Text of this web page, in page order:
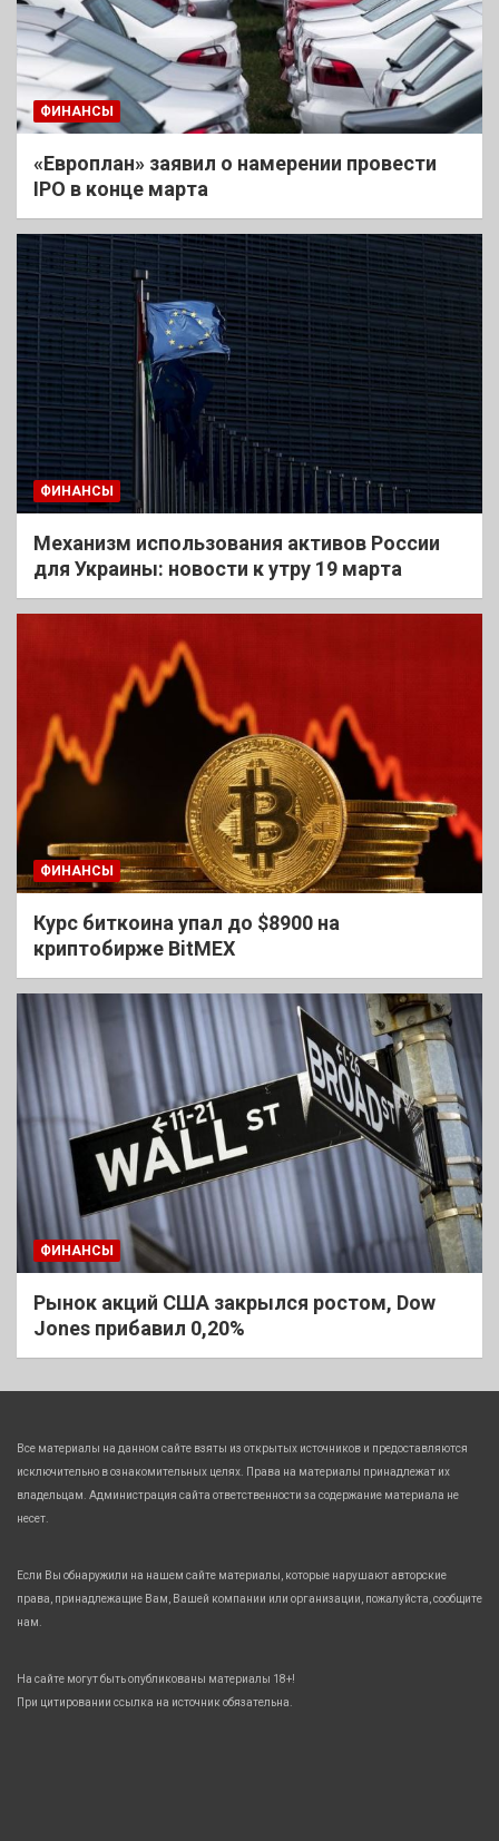
ФИНАНСЫ
«Европлан» заявил о намерении провести
IPO в конце марта
ФИНАНСЫ
Механизм использования активов России
для Украины: новости к утру 19 марта
ФИНАНСЫ
Курс биткоина упал до $8900 на
криптобирже BitMEX
ФИНАНСЫ
Рынок акций США закрылся ростом, Dow
Jones прибавил 0,20%
Все материалы на данном сайте взяты из открытых источников и предоставляются
исключительно в ознакомительных целях. Права на материалы принадлежат их
владельцам. Администрация сайта ответственности за содержание материала не
несет.
Если Вы обнаружили на нашем сайте материалы, которые нарушают авторские
права, принадлежащие Вам, Вашей компании или организации, пожалуйста, сообщите
нам.
На сайте могут быть опубликованы материалы 18+!
При цитировании ссылка на источник обязательна.